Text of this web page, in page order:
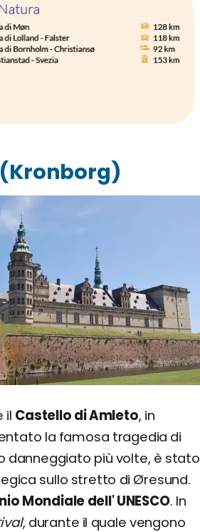
il Castello di Amleto, in
la famosa tragedia di
danneggiato più volte, è stato
sullo stretto di Øresund.
Mondiale dell' UNESCO. In
, durante il quale vengono